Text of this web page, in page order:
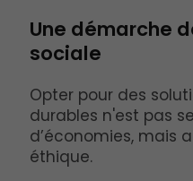
Une démarche
sociale
Opter pour des
durables n'est pas
d’économies, mais
éthique.